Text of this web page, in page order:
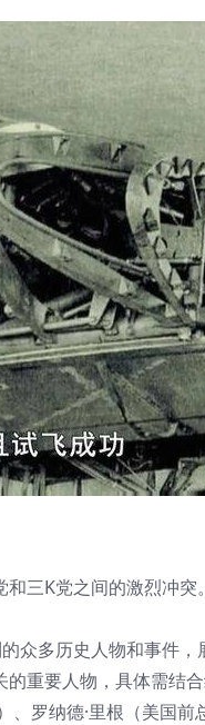
三K党之间的激烈冲
众多历史人物和事件
要人物，具体需结合
罗纳德·里根（美国前